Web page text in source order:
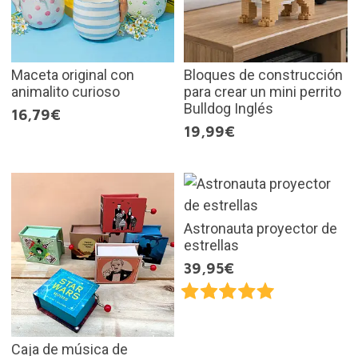
Maceta original con
animalito curioso
16,79€
Bloques de construcción
para crear un mini perrito
Bulldog Inglés
19,99€
Caja de música de
Astronauta proyector de
estrellas
39,95€